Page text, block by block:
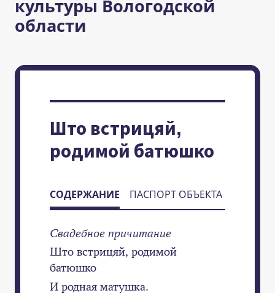
культуры Вологодской
области
Што встрицяй,
родимой батюшко
СОДЕРЖАНИЕ ПАСПОРТ ОБЪЕКТА
Свадебное причитание
Што встрицяй, родимой
батюшко
И родная матушка.